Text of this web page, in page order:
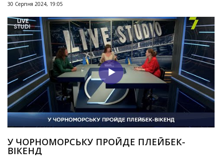
30 Серпня 2024, 19:05
У ЧОРНОМОРСЬКУ ПРОЙДЕ ПЛЕЙБЕК-
ВІКЕНД